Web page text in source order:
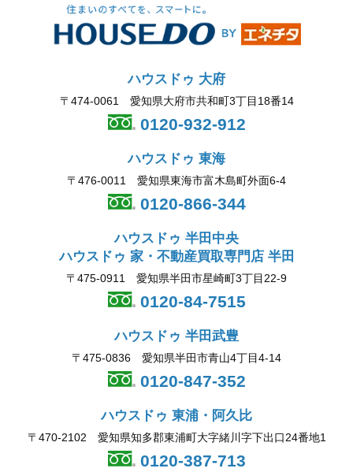
ハウスドゥ 大府
〒474-0061 愛知県大府市共和町3丁目18番14
0120-932-912
ハウスドゥ 東海
〒476-0011 愛知県東海市富木島町外面6-4
0120-866-344
ハウスドゥ 半田中央
ハウスドゥ 家・不動産買取専門店 半田
〒475-0911 愛知県半田市星崎町3丁目22-9
0120-84-7515
ハウスドゥ 半田武豊
〒475-0836 愛知県半田市青山4丁目4-14
0120-847-352
ハウスドゥ 東浦・阿久比
〒470-2102 愛知県知多郡東浦町大字緒川字下出口24番地1
0120-387-713